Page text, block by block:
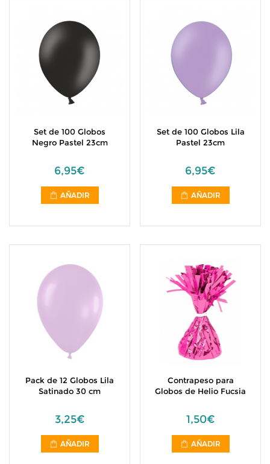
Set de 100 Globos
Negro Pastel 23cm
6,95€
AÑADIR
Set de 100 Globos Lila
Pastel 23cm
6,95€
AÑADIR
Pack de 12 Globos Lila
Satinado 30 cm
3,25€
AÑADIR
Contrapeso para
Globos de Helio Fucsia
1,50€
AÑADIR